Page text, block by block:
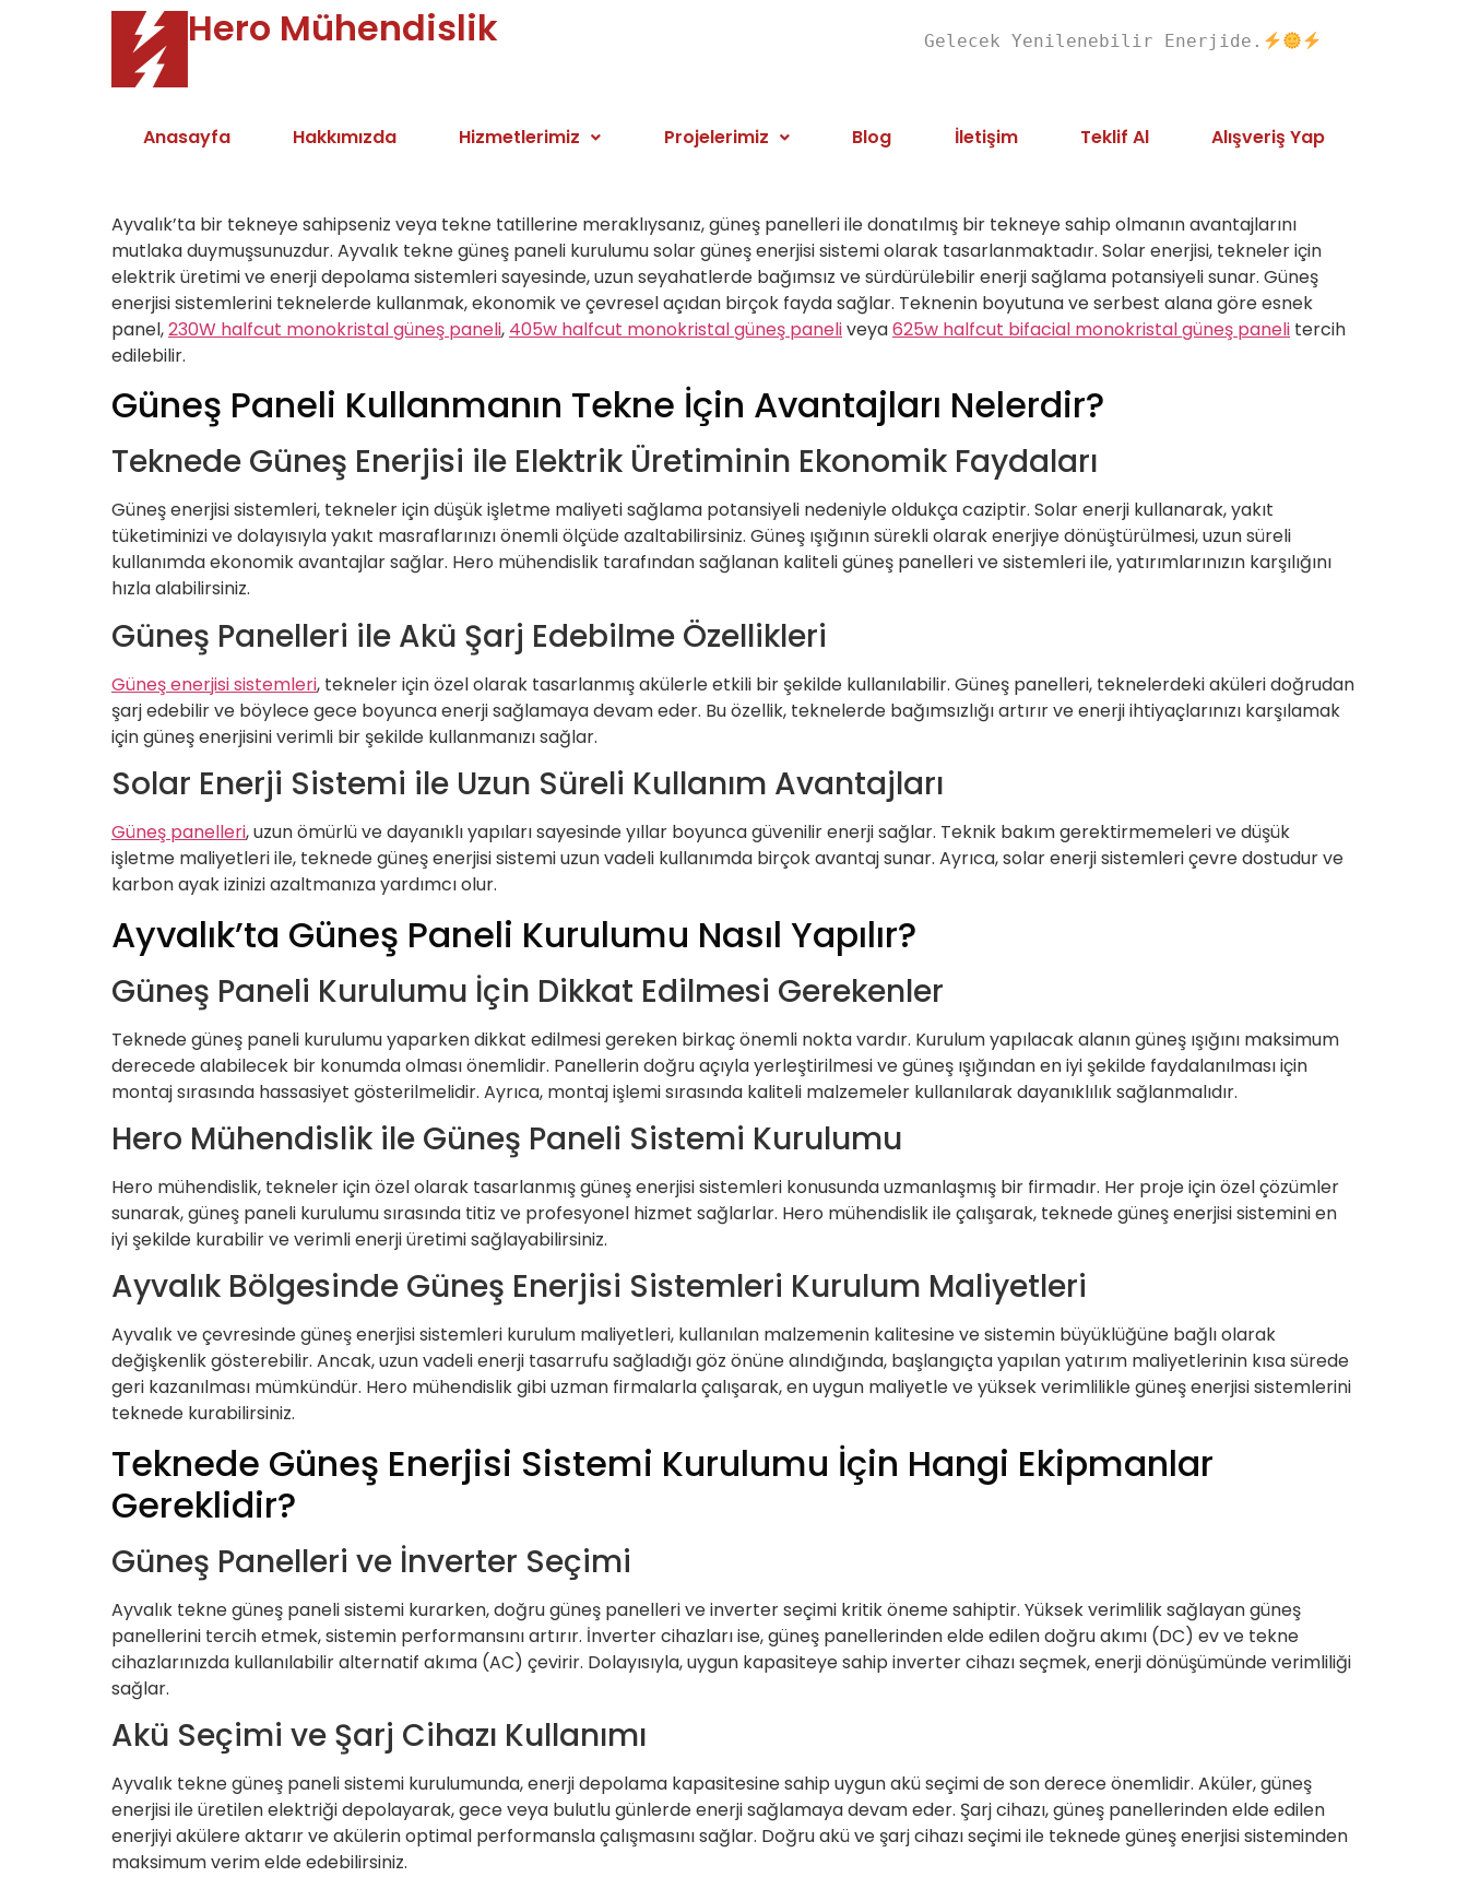
Hero Mühendislik Gelecek Yenilenebilir Enerjide.
Anasayfa Hakkımızda Hizmetlerimiz Projelerimiz Blog İletişim Teklif Al Alışveriş Yap
Ayvalık’ta bir tekneye sahipseniz veya tekne tatillerine meraklıysanız, güneş panelleri ile donatılmış bir tekneye sahip olmanın avantajlarını
mutlaka duymuşsunuzdur. Ayvalık tekne güneş paneli kurulumu solar güneş enerjisi sistemi olarak tasarlanmaktadır. Solar enerjisi, tekneler için
elektrik üretimi ve enerji depolama sistemleri sayesinde, uzun seyahatlerde bağımsız ve sürdürülebilir enerji sağlama potansiyeli sunar. Güneş
enerjisi sistemlerini teknelerde kullanmak, ekonomik ve çevresel açıdan birçok fayda sağlar. Teknenin boyutuna ve serbest alana göre esnek
panel,230W halfcut monokristal güneş paneli, 405w halfcut monokristal güneş paneliveya625w halfcut bifacial monokristal güneş paneli tercih
edilebilir.
Güneş Paneli Kullanmanın Tekne İçin Avantajları Nelerdir?
Teknede Güneş Enerjisi ile Elektrik Üretiminin Ekonomik Faydaları
Güneş enerjisi sistemleri, tekneler için düşük işletme maliyeti sağlama potansiyeli nedeniyle oldukça caziptir. Solar enerji kullanarak, yakıt
tüketiminizi ve dolayısıyla yakıt masraflarınızı önemli ölçüde azaltabilirsiniz. Güneş ışığının sürekli olarak enerjiye dönüştürülmesi, uzun süreli
kullanımda ekonomik avantajlar sağlar. Hero mühendislik tarafından sağlanan kaliteli güneş panelleri ve sistemleri ile, yatırımlarınızın karşılığını
hızla alabilirsiniz.
Güneş Panelleri ile Akü Şarj Edebilme Özellikleri
Güneş enerjisi sistemleri, tekneler için özel olarak tasarlanmış akülerle etkili bir şekilde kullanılabilir. Güneş panelleri, teknelerdeki aküleri doğrudan
şarj edebilir ve böylece gece boyunca enerji sağlamaya devam eder. Bu özellik, teknelerde bağımsızlığı artırır ve enerji ihtiyaçlarınızı karşılamak
için güneş enerjisini verimli bir şekilde kullanmanızı sağlar.
Solar Enerji Sistemi ile Uzun Süreli Kullanım Avantajları
Güneş panelleri, uzun ömürlü ve dayanıklı yapıları sayesinde yıllar boyunca güvenilir enerji sağlar. Teknik bakım gerektirmemeleri ve düşük
işletme maliyetleri ile, teknede güneş enerjisi sistemi uzun vadeli kullanımda birçok avantaj sunar. Ayrıca, solar enerji sistemleri çevre dostudur ve
karbon ayak izinizi azaltmanıza yardımcı olur.
Ayvalık’ta Güneş Paneli Kurulumu Nasıl Yapılır?
Güneş Paneli Kurulumu İçin Dikkat Edilmesi Gerekenler
Teknede güneş paneli kurulumu yaparken dikkat edilmesi gereken birkaç önemli nokta vardır. Kurulum yapılacak alanın güneş ışığını maksimum
derecede alabilecek bir konumda olması önemlidir. Panellerin doğru açıyla yerleştirilmesi ve güneş ışığından en iyi şekilde faydalanılması için
montaj sırasında hassasiyet gösterilmelidir. Ayrıca, montaj işlemi sırasında kaliteli malzemeler kullanılarak dayanıklılık sağlanmalıdır.
Hero Mühendislik ile Güneş Paneli Sistemi Kurulumu
Hero mühendislik, tekneler için özel olarak tasarlanmış güneş enerjisi sistemleri konusunda uzmanlaşmış bir firmadır. Her proje için özel çözümler
sunarak, güneş paneli kurulumu sırasında titiz ve profesyonel hizmet sağlarlar. Hero mühendislik ile çalışarak, teknede güneş enerjisi sistemini en
iyi şekilde kurabilir ve verimli enerji üretimi sağlayabilirsiniz.
Ayvalık Bölgesinde Güneş Enerjisi Sistemleri Kurulum Maliyetleri
Ayvalık ve çevresinde güneş enerjisi sistemleri kurulum maliyetleri, kullanılan malzemenin kalitesine ve sistemin büyüklüğüne bağlı olarak
değişkenlik gösterebilir. Ancak, uzun vadeli enerji tasarrufu sağladığı göz önüne alındığında, başlangıçta yapılan yatırım maliyetlerinin kısa sürede
geri kazanılması mümkündür. Hero mühendislik gibi uzman firmalarla çalışarak, en uygun maliyetle ve yüksek verimlilikle güneş enerjisi sistemlerini
teknede kurabilirsiniz.
Teknede Güneş Enerjisi Sistemi Kurulumu İçin Hangi Ekipmanlar
Gereklidir?
Güneş Panelleri ve İnverter Seçimi
Ayvalık tekne güneş paneli sistemi kurarken, doğru güneş panelleri ve inverter seçimi kritik öneme sahiptir. Yüksek verimlilik sağlayan güneş
panellerini tercih etmek, sistemin performansını artırır. İnverter cihazları ise, güneş panellerinden elde edilen doğru akımı (DC) ev ve tekne
cihazlarınızda kullanılabilir alternatif akıma (AC) çevirir. Dolayısıyla, uygun kapasiteye sahip inverter cihazı seçmek, enerji dönüşümünde verimliliği
sağlar.
Akü Seçimi ve Şarj Cihazı Kullanımı
Ayvalık tekne güneş paneli sistemi kurulumunda, enerji depolama kapasitesine sahip uygun akü seçimi de son derece önemlidir. Aküler, güneş
enerjisi ile üretilen elektriği depolayarak, gece veya bulutlu günlerde enerji sağlamaya devam eder. Şarj cihazı, güneş panellerinden elde edilen
enerjiyi akülere aktarır ve akülerin optimal performansla çalışmasını sağlar. Doğru akü ve şarj cihazı seçimi ile teknede güneş enerjisi sisteminden
maksimum verim elde edebilirsiniz.